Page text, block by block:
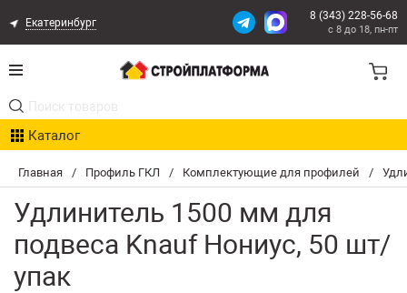
Главная / Профиль ГКЛ / Комплектующие для профилей /
Удлинитель 1500 мм для
подвеса Knauf Нониус, 50 шт/
упак
Екатеринбург
8 (343) 228-56-68
с 8 до 18, пн-пт
Каталог
Акции
Расчет доставки
Организациям
Опыт поставок
Статьи